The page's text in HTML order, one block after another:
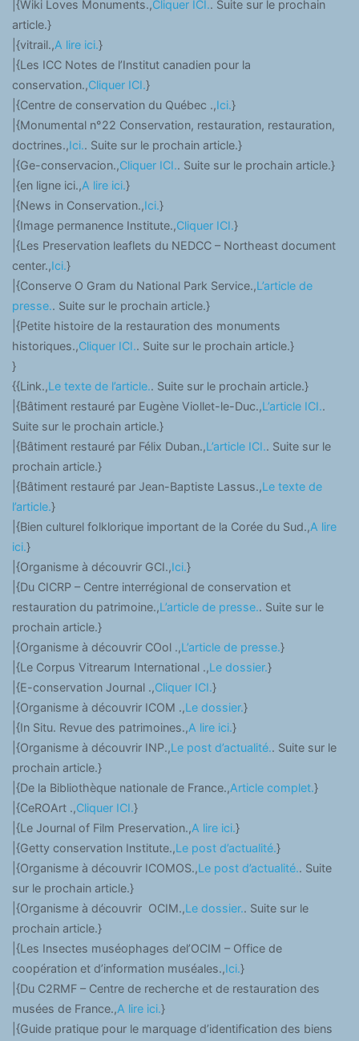
|{Wiki Loves Monuments.,Cliquer ICI.. Suite sur le prochain
article.}
|{vitrail.,A lire ici.}
|{Les ICC Notes de l’Institut canadien pour la
conservation.,Cliquer ICI.}
|{Centre de conservation du Québec .,Ici.}
|{Monumental n°22 Conservation, restauration, restauration,
doctrines.,Ici.. Suite sur le prochain article.}
|{Ge-conservacion.,Cliquer ICI.. Suite sur le prochain article.}
|{en ligne ici.,A lire ici.}
|{News in Conservation.,Ici.}
|{Image permanence Institute.,Cliquer ICI.}
|{Les Preservation leaflets du NEDCC – Northeast document
center.,Ici.}
|{Conserve O Gram du National Park Service.,L’article de
presse.. Suite sur le prochain article.}
|{Petite histoire de la restauration des monuments
historiques.,Cliquer ICI.. Suite sur le prochain article.}
}
{{Link.,Le texte de l’article.. Suite sur le prochain article.}
|{Bâtiment restauré par Eugène Viollet-le-Duc.,L’article ICI..
Suite sur le prochain article.}
|{Bâtiment restauré par Félix Duban.,L’article ICI.. Suite sur le
prochain article.}
|{Bâtiment restauré par Jean-Baptiste Lassus.,Le texte de
l’article.}
|{Bien culturel folklorique important de la Corée du Sud.,A lire
ici.}
|{Organisme à découvrir GCI.,Ici.}
|{Du CICRP – Centre interrégional de conservation et
restauration du patrimoine.,L’article de presse.. Suite sur le
prochain article.}
|{Organisme à découvrir COol .,L’article de presse.}
|{Le Corpus Vitrearum International .,Le dossier.}
|{E-conservation Journal .,Cliquer ICI.}
|{Organisme à découvrir ICOM .,Le dossier.}
|{In Situ. Revue des patrimoines.,A lire ici.}
|{Organisme à découvrir INP.,Le post d’actualité.. Suite sur le
prochain article.}
|{De la Bibliothèque nationale de France.,Article complet.}
|{CeROArt .,Cliquer ICI.}
|{Le Journal of Film Preservation.,A lire ici.}
|{Getty conservation Institute.,Le post d’actualité.}
|{Organisme à découvrir ICOMOS.,Le post d’actualité.. Suite
sur le prochain article.}
|{Organisme à découvrir OCIM.,Le dossier.. Suite sur le
prochain article.}
|{Les Insectes muséophages del’OCIM – Office de
coopération et d’information muséales.,Ici.}
|{Du C2RMF – Centre de recherche et de restauration des
musées de France.,A lire ici.}
|{Guide pratique pour le marquage d’identification des biens